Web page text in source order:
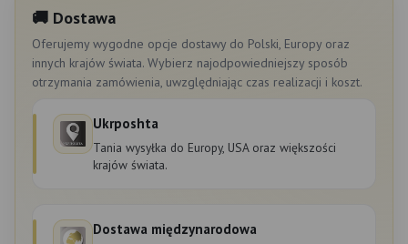
🚚 Dostawa
Oferujemy wygodne opcje dostawy do Polski, Europy oraz
innych krajów świata. Wybierz najodpowiedniejszy sposób
otrzymania zamówienia, uwzględniając czas realizacji i koszt.
Ukrposhta
Tania wysyłka do Europy, USA oraz większości
krajów świata.
Dostawa międzynarodowa